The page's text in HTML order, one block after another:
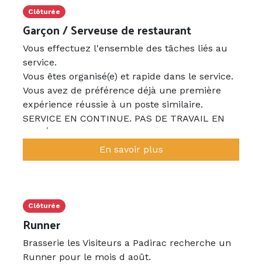
Clôturée
Garçon / Serveuse de restaurant
Vous effectuez l'ensemble des tâches liés au
service.
Vous êtes organisé(e) et rapide dans le service.
Vous avez de préférence déjà une première
expérience réussie à un poste similaire.
SERVICE EN CONTINUE. PAS DE TRAVAIL EN
SOIRÉES
En savoir plus
Clôturée
Runner
Brasserie les Visiteurs a Padirac recherche un
Runner pour le mois d août.